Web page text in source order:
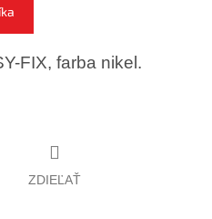
FIX, farba nikel.
ZDIEĽAŤ